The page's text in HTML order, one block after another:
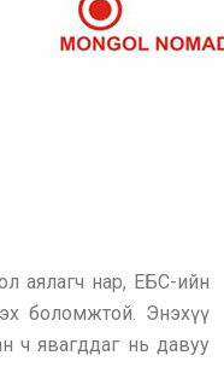
аялагч нар, ЕБС-ийн
боломжтой. Энэхүү
ч явагддаг нь давуу